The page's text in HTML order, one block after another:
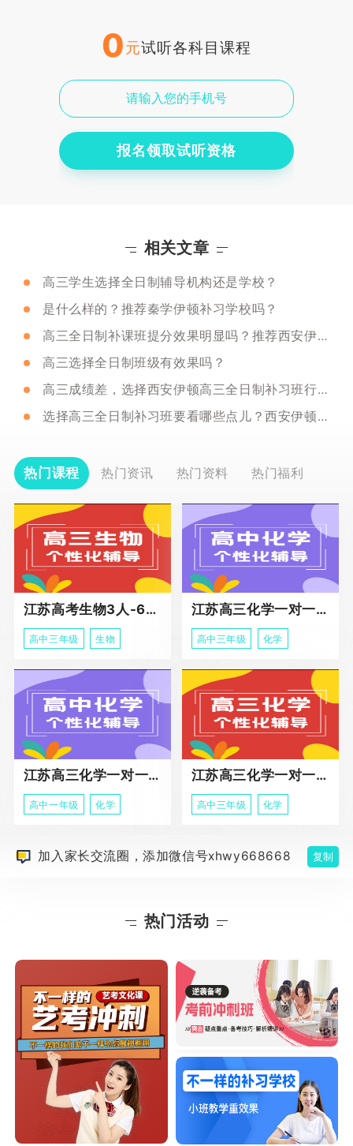
0元试听各科目课程
报名领取试听资格
相关文章
高三学生选择全日制辅导机构还是学校？
是什么样的？推荐秦学伊顿补习学校吗？
高三全日制补课班提分效果明显吗？推荐西安伊顿教育吗？
高三选择全日制班级有效果吗？
高三成绩差，选择西安伊顿高三全日制补习班行吗？
选择高三全日制补习班要看哪些点儿？西安伊顿高三全日制补习班推荐吗？
热门课程 热门资讯 热门资料 热门福利
江苏高考生物3人-6人小班助力课程
高中三年级 生物
江苏高三化学一对一个性化冲刺辅导
高中三年级 化学
江苏高三化学一对一个性化辅导
高中一年级 化学
江苏高三化学一对一冲刺辅导课程
高中三年级 化学
加入家长交流圈，添加微信号xhwy668668 复制
热门活动